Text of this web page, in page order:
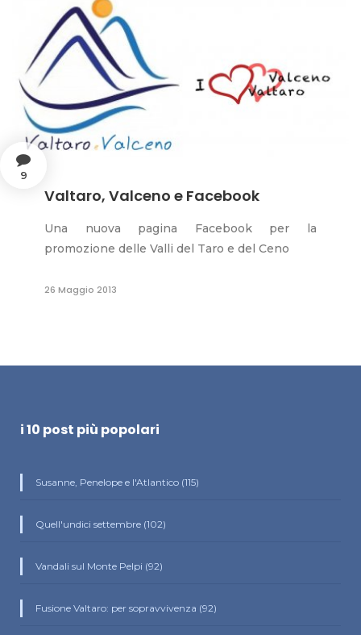
9
Valtaro, Valceno e Facebook
Una nuova pagina Facebook per la
promozione delle Valli del Taro e del Ceno
26 Maggio 2013
i 10 post più popolari
Susanne, Penelope e l'Atlantico (115)
Quell'undici settembre (102)
Vandali sul Monte Pelpi (92)
Fusione Valtaro: per sopravvivenza (92)